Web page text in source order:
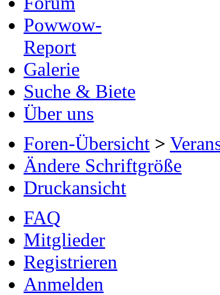
Powwow-
Report
Galerie
Suche & Biete
Über uns
Foren-Übersicht >
Ändere Schriftgröße
Druckansicht
FAQ
Mitglieder
Registrieren
Anmelden